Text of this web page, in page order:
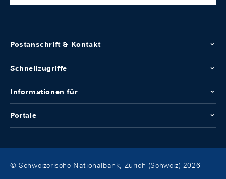
Postanschrift & Kontakt
Schnellzugriffe
Informationen für
Portale
© Schweizerische Nationalbank, Zürich (Schweiz) 2026